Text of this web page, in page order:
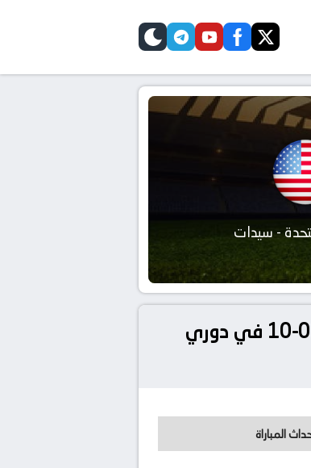
twitter
facebook
youtube
telegram
skin
- سيدات
تفاصيل وموعد مباراة البرازيل – سيدات و الولايات المتحدة – سيدات بتاريخ 2026-06-10 في دوري
المباراة